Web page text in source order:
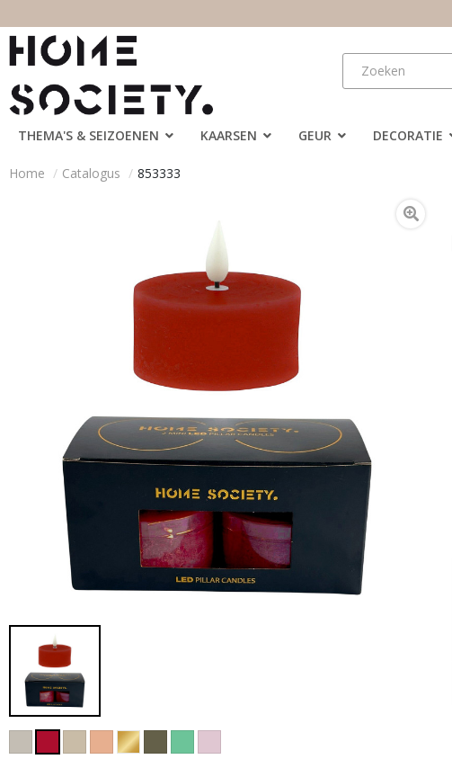
THEMA'S & SEIZOENEN KAARSEN GEUR DECORATIE
Home Catalogus 853333